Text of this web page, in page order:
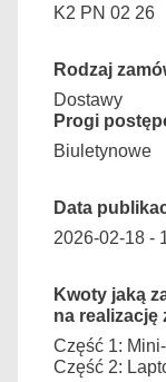
K2 PN 02 26
Rodzaj
Dostawy
Progi
Biuletynowe
Data
2026-02-18 -
Kwoty jaką
na realizację
Część 1:
Część 2: